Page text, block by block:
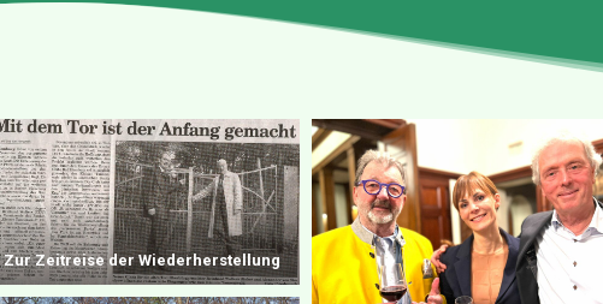
Zur Zeitreise der Wiederherstellung